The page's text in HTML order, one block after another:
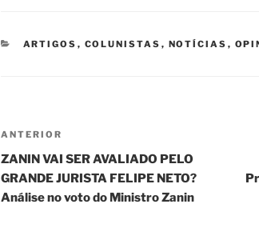
CATEGORIAS
ARTIGOS , COLUNISTAS , NOTÍCIAS ,
Navegação
de
Post
Post
anterior
ANTERIOR
ZANIN VAI SER AVALIADO PELO
GRANDE JURISTA FELIPE NETO?
Análise no voto do Ministro Zanin